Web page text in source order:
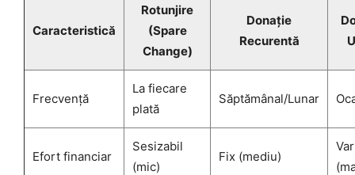
Caracteristică
Rotunjire
(Spare
Change)
Donație
Recurentă
Frecvență
La fiecare
plată
Săptămânal/Lunar
Efort financiar
Sesizabil
(mic)
Fix (mediu)